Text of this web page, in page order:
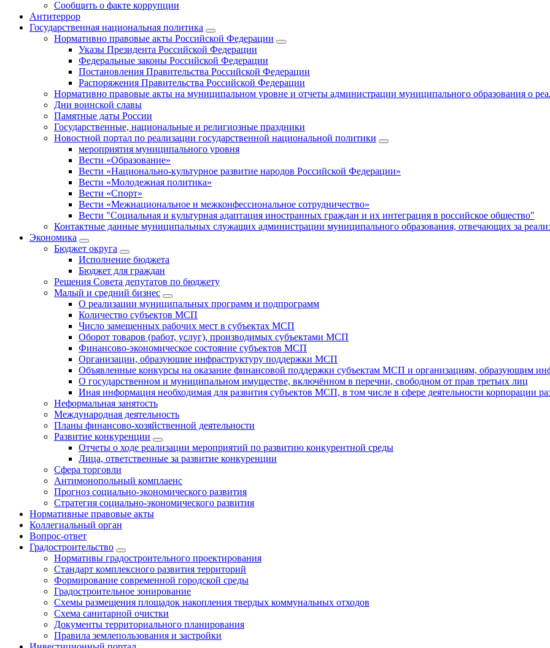
Сообщить о факте коррупции
Антитеррор
Государственная национальная политика
Нормативно правовые акты Российской Федерации
Указы Президента Российской Федерации
Федеральные законы Российской Федерации
Постановления Правительства Российской Федерации
Распоряжения Правительства Российской Федерации
Нормативно правовые акты на муниципальном уровне и отчеты администрации муниципального образования о
Дни воинской славы
Памятные даты России
Государственные, национальные и религиозные праздники
Новостной портал по реализации государственной национальной политики
мероприятия муниципального уровня
Вести «Образование»
Вести «Национально-культурное развитие народов Российской Федерации»
Вести «Молодежная политика»
Вести «Спорт»
Вести «Межнациональное и межконфессиональное сотрудничество»
Вести "Социальная и культурная адаптация иностранных граждан и их интеграция в российское общество"
Контактные данные муниципальных служащих администрации муниципального образования, отвечающих за
Экономика
Бюджет округa
Исполнение бюджета
Бюджет для граждан
Решения Совета депутатов по бюджету
Малый и средний бизнес
О реализации муниципальных программ и подпрограмм
Количество субъектов МСП
Число замещенных рабочих мест в субъектах МСП
Оборот товаров (работ, услуг), производимых субъектами МСП
Финансово-экономическое состояние субъектов МСП
Организации, образующие инфраструктуру поддержки МСП
Объявленные конкурсы на оказание финансовой поддержки субъектам МСП и организациям, образующим
О государственном и муниципальном имуществе, включённом в перечни, свободном от прав третьих лиц
Иная информация необходимая для развития субъектов МСП, в том числе в сфере деятельности корпорации
Неформальная занятость
Международная деятельность
Планы финансово-хозяйственной деятельности
Развитие конкуренции
Отчеты о ходе реализации мероприятий по развитию конкурентной среды
Лица, ответственные за развитие конкуренции
Сфера торговли
Антимонопольный комплаенс
Прогноз социально-экономического развития
Стратегия социально-экономического развития
Нормативные правовые акты
Коллегиальный орган
Вопрос-ответ
Градостроительство
Нормативы градостроительного проектирования
Стандарт комплексного развития территорий
Формирование современной городской среды
Градостроительное зонирование
Схемы размещения площадок накопления твердых коммунальных отходов
Схема санитарной очистки
Документы территориального планирования
Правила землепользования и застройки